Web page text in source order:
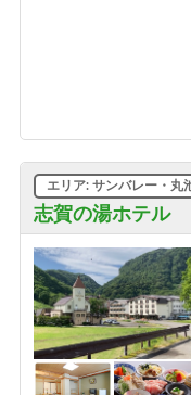
志賀の湯ホテル
エリア: サンバレー・丸